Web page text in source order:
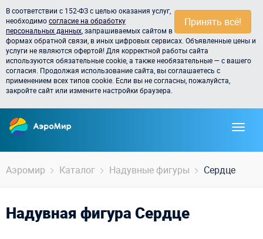
Принять всё!
В соответствии с 152-ФЗ с целью оказания услуг,
необходимосогласие на обработку
персональных данных , запрашиваемых сайтом в
формах обратной связи, в иных цифровых сервисах. Объявленные цены и
услуги не являются офертой! Для корректной работы сайта
используются обязательные cookie, а также необязательные — с вашего
согласия. Продолжая использование сайта, вы соглашаетесь с
применением всех типов cookie. Если вы не согласны, пожалуйста,
закройте сайт или измените настройки браузера.
Аэромир Каталог Надувные фигуры Сердце
Надувная фигура Сердце